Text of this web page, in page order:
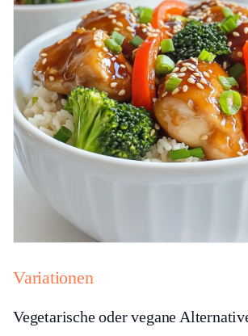
Variationen
Vegetarische oder vegane